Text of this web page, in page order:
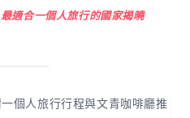
適合一個人旅行的國家揭曉